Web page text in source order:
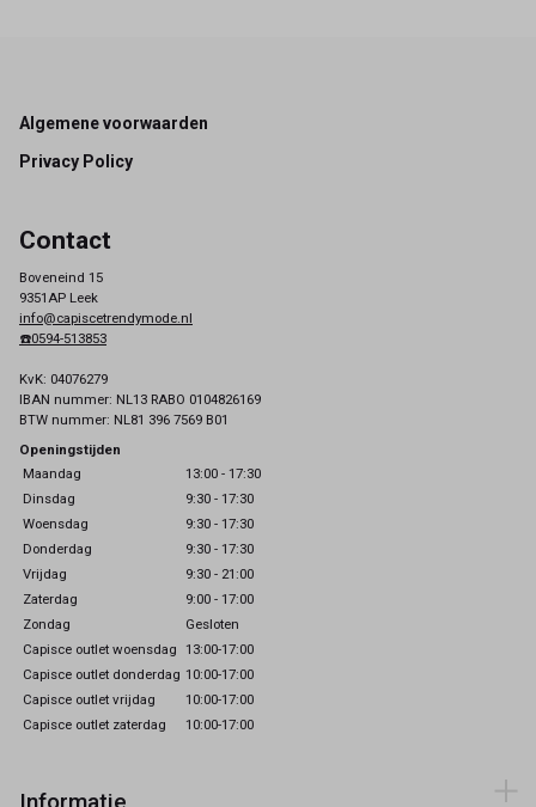
Footer
Algemene voorwaarden
Privacy Policy
Contact
Boveneind 15
9351AP Leek
info@capiscetrendymode.nl
☎️0594-513853
KvK: 04076279
IBAN nummer: NL13 RABO 0104826169
BTW nummer: NL81 396 7569 B01
Openingstijden
Maandag
13:00 - 17:30
Dinsdag
9:30 - 17:30
Woensdag
9:30 - 17:30
Donderdag
9:30 - 17:30
Vrijdag
9:30 - 21:00
Zaterdag
9:00 - 17:00
Zondag
Gesloten
Capisce outlet woensdag 13:00-17:00
Capisce outlet donderdag 10:00-17:00
Capisce outlet vrijdag
10:00-17:00
Capisce outlet zaterdag
10:00-17:00